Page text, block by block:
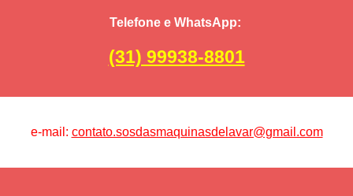
Telefone e WhatsApp:
(31) 99938-8801
e-mail: contato.sosdasmaquinasdelavar@gmail.com